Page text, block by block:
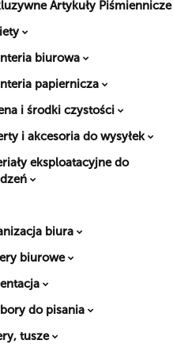
Artykuły Piśmiennicze
biurowa
papiernicza
i środki czystości
i akcesoria do wysyłek
eksploatacyjne do
biura
biurowe
do pisania
tusze